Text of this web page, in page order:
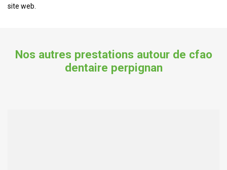
site web.
Nos autres prestations autour de cfao
dentaire perpignan